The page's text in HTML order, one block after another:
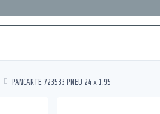
PANCARTE 723533 PNEU 24 x 1.95